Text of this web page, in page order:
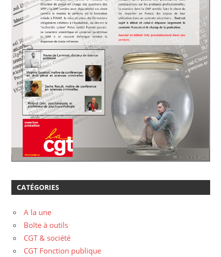
CATÉGORIES
A la une
Boîte à outils
CGT & société
CGT Fonction publique